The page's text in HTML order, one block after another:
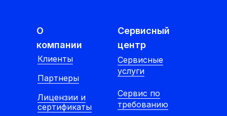
Cервисные
услуги
Сервис по
требованию
Сервисный
центр
Клиенты
Партнеры
Лицензии и
сертификаты
О
компании